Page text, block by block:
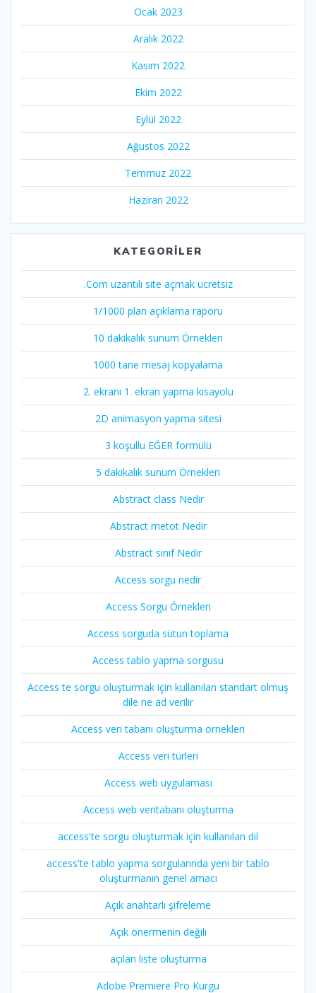
Ocak 2023
Aralık 2022
Kasım 2022
Ekim 2022
Eylül 2022
Ağustos 2022
Temmuz 2022
Haziran 2022
KATEGORILER
.Com uzantılı site açmak ücretsiz
1/1000 plan açıklama raporu
10 dakikalık sunum Örnekleri
1000 tane mesaj kopyalama
2. ekranı 1. ekran yapma kısayolu
2D animasyon yapma sitesi
3 koşullu EĞER formülü
5 dakikalık sunum Örnekleri
Abstract class Nedir
Abstract metot Nedir
Abstract sınıf Nedir
Access sorgu nedir
Access Sorgu Örnekleri
Access sorguda sütun toplama
Access tablo yapma sorgusu
Access te sorgu oluşturmak için kullanılan standart olmuş
dile ne ad verilir
Access veri tabanı oluşturma örnekleri
Access veri türleri
Access web uygulaması
Access web veritabanı oluşturma
access'te sorgu oluşturmak için kullanılan dil
access'te tablo yapma sorgularında yeni bir tablo
oluşturmanın genel amacı
Açık anahtarlı şifreleme
Açık önermenin değili
açılan liste oluşturma
Adobe Premiere Pro Kurgu